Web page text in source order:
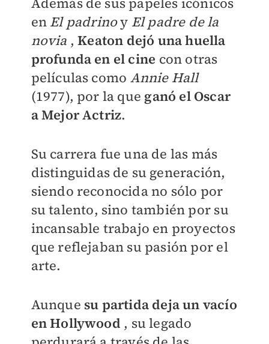
en El padrinoy El padre de la
novia ,Keaton dejó una huella
profunda en el cine con otras
películas como Annie Hall
(1977), por la que ganó el Oscar
a Mejor Actriz.
Su carrera fue una de las más
distinguidas de su generación,
siendo reconocida no sólo por
su talento, sino también por su
incansable trabajo en proyectos
que reflejaban su pasión por el
arte.
Aunque su partida deja un vacío
en Hollywood , su legado